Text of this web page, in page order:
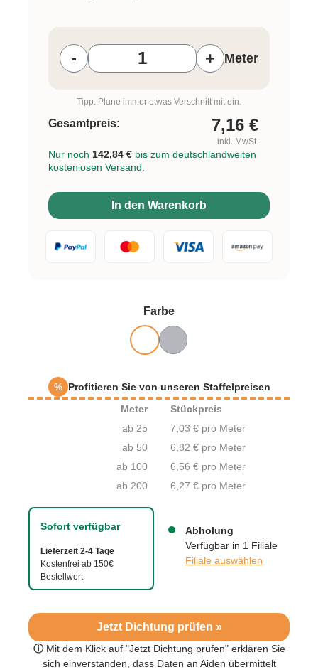
Jetzt Dichtung prüfen »
ⓘ Mit dem Klick auf "Jetzt Dichtung prüfen" erklären Sie
sich einverstanden, dass Daten an Aiden übermittelt
Sofort verfügbar
Lieferzeit 2-4 Tage
Kostenfrei ab 150€
Bestellwert
Abholung
Verfügbar in 1 Filiale
Filiale auswählen
Farbeauswählen
% Profitieren Sie von unseren Staffelpreisen
Meter
Stückpreis
ab 25
7,03 € pro Meter
ab 50
6,82 € pro Meter
ab 100
6,56 € pro Meter
ab 200
6,27 € pro Meter
- + Meter
Tipp: Plane immer etwas Verschnitt mit ein.
Gesamtpreis: 7,16 €
inkl. MwSt.
Nur noch 142,84 € bis zum deutschlandweiten
kostenlosen Versand.
In den Warenkorb